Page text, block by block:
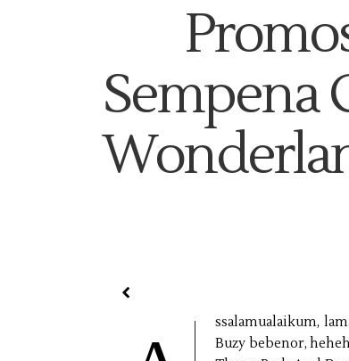
Sempena
ssalamualaikum,
Buzy bebenor,